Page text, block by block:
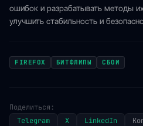
ошибок и разрабатывать методы
улучшить стабильность и
FIREFOX БИТФЛИПЫ СБОИ
Поделиться:
Telegram
X LinkedIn